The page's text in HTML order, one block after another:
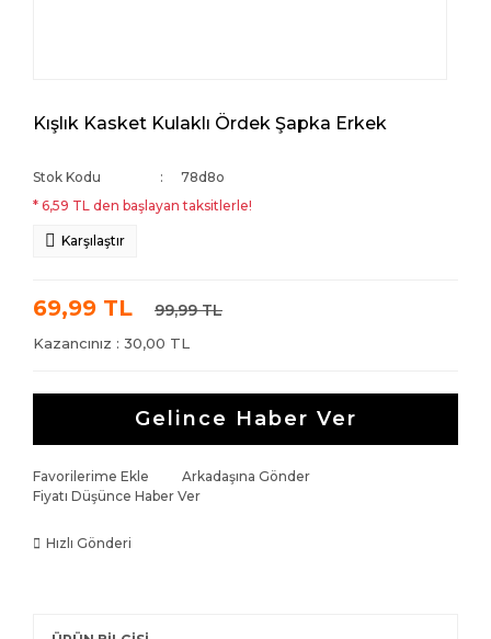
Kışlık Kasket Kulaklı Ördek Şapka Erkek
Stok Kodu
78d8o
* 6,59 TL den başlayan taksitlerle!
Karşılaştır
69,99 TL 99,99 TL
Kazancınız : 30,00 TL
Gelince Haber Ver
Favorilerime Ekle
Arkadaşına Gönder
Fiyatı Düşünce Haber Ver
Hızlı Gönderi